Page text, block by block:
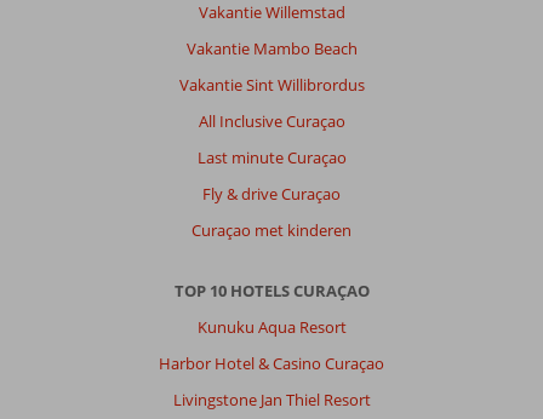
Vakantie Willemstad
Vakantie Mambo Beach
Vakantie Sint Willibrordus
All Inclusive Curaçao
Last minute Curaçao
Fly & drive Curaçao
Curaçao met kinderen
TOP 10 HOTELS CURAÇAO
Kunuku Aqua Resort
Harbor Hotel & Casino Curaçao
Livingstone Jan Thiel Resort